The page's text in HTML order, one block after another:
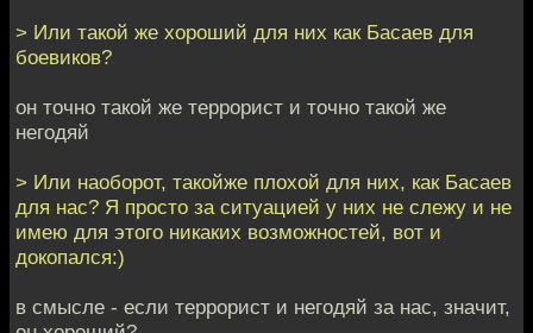
> Или такой же хороший для них как Басаев для
боевиков?
он точно такой же террорист и точно такой же
негодяй
> Или наоборот, такойже плохой для них, как Басаев
для нас? Я просто за ситуацией у них не слежу и не
имею для этого никаких возможностей, вот и
докопался:)
в смысле - если террорист и негодяй за нас, значит,